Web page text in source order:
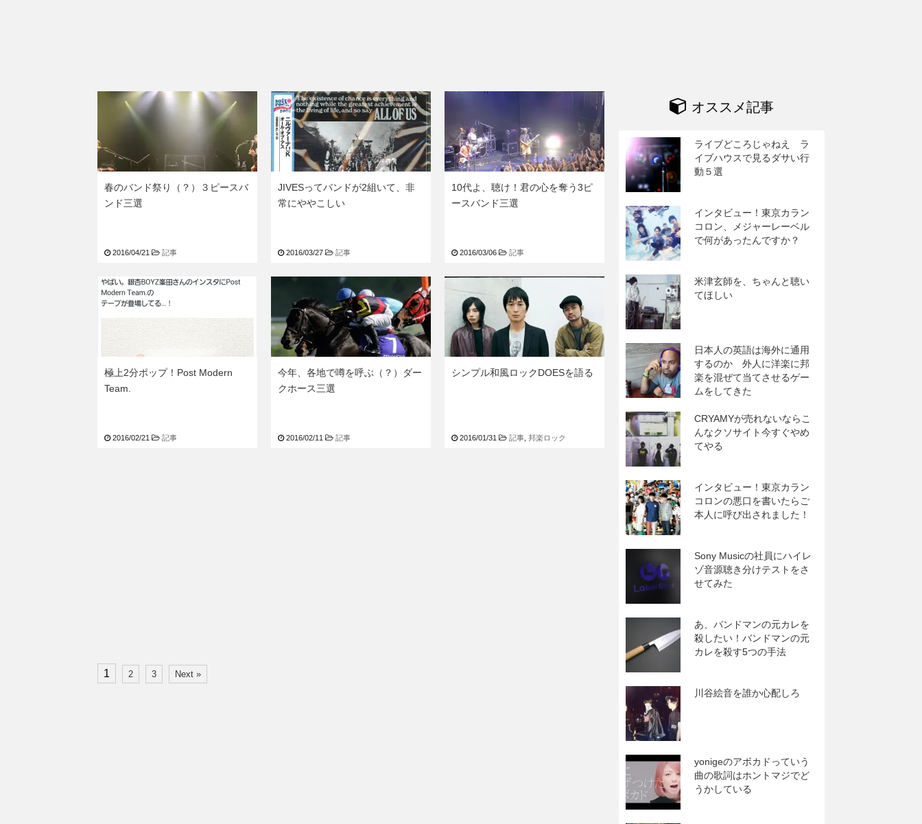
春のバンド祭り（？）３ピースバ
ンド三選
2016/04/21 記事
JIVESってバンドが2組いて、非
常にややこしい
2016/03/27 記事
10代よ、聴け！君の心を奪う3ピ
ースバンド三選
2016/03/06 記事
極上2分ポップ！Post Modern
Team.
2016/02/21 記事
今年、各地で噂を呼ぶ（？）ダー
クホース三選
2016/02/11 記事
シンプル和風ロックDOESを語る
2016/01/31 記事 邦楽ロック
1 2 3 Next »
オススメ記事
ライブどころじゃねえ ラ
イブハウスで見るダサい行
動５選
インタビュー！東京カラン
コロン、メジャーレーベル
で何があったんですか？
米津玄師を、ちゃんと聴い
てほしい
日本人の英語は海外に通用
するのか 外人に洋楽に邦
楽を混ぜて当てさせるゲー
ムをしてきた
CRYAMYが売れないならこ
んなクソサイト今すぐやめ
てやる
インタビュー！東京カラン
コロンの悪口を書いたらご
本人に呼び出されました！
Sony Musicの社員にハイレ
ゾ音源聴き分けテストをさ
せてみた
あ、バンドマンの元カレを
殺したい！バンドマンの元
カレを殺す5つの手法
川谷絵音を誰か心配しろ
yonigeのアボカドっていう
曲の歌詞はホントマジでど
うかしている